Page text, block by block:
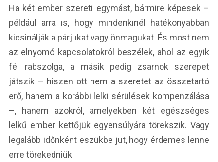
Ha két ember szereti egymást, bármire képesek –
például arra is, hogy mindenkinél hatékonyabban
kicsinálják a párjukat vagy önmagukat. És most nem
az elnyomó kapcsolatokról beszélek, ahol az egyik
fél rabszolga, a másik pedig zsarnok szerepet
játszik – hiszen ott nem a szeretet az összetartó
erő, hanem a korábbi lelki sérülések kompenzálása
–, hanem azokról, amelyekben két egészséges
lelkű ember kettőjük egyensúlyára törekszik. Vagy
legalább időnként eszükbe jut, hogy érdemes lenne
erre törekedniük.